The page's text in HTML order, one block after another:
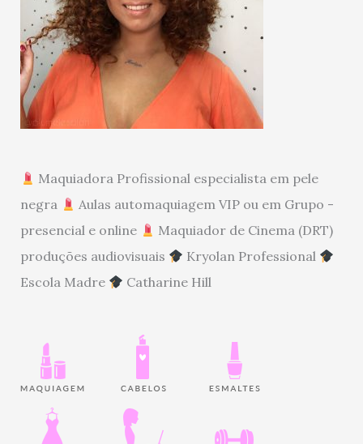
Maquiadora Profissional especialista em pele
negra
Aulas automaquiagem VIP ou em Grupo -
presencial e online
Maquiador de Cinema (DRT)
produções audiovisuais
Kryolan Professional
Escola Madre
Catharine Hill